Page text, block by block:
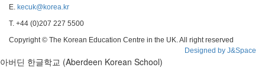
E. kecuk@korea.kr
T. +44 (0)207 227 5500
Copyright © The Korean Education Centre in the UK. All right reserved
Designed by J&Space
아버딘 한글학교 (Aberdeen Korean School)